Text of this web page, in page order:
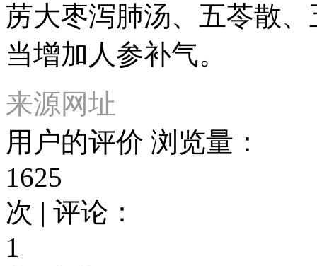
苈大枣泻肺汤、五苓散
当增加人参补气。
来源网址
用户的评价 浏览量：
1625
次 | 评论：
1